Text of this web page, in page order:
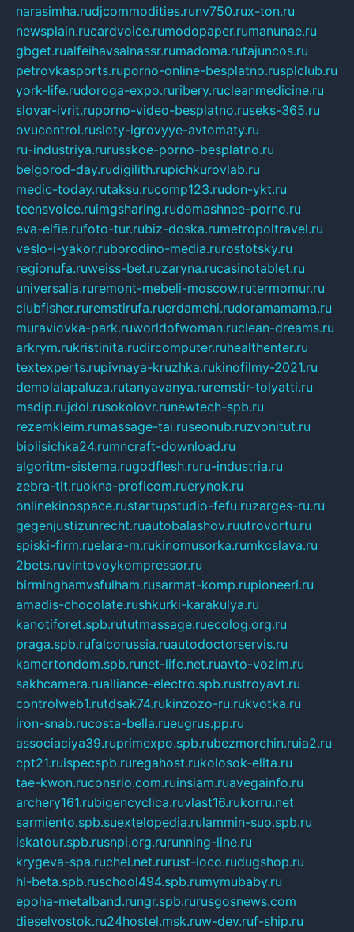
narasimha.rudjcommodities.runv750.rux-ton.ru
newsplain.rucardvoice.rumodopaper.rumanunae.ru
gbget.rualfeihavsalnassr.rumadoma.rutajuncos.ru
petrovkasports.ruporno-online-besplatno.rusplclub.ru
york-life.rudoroga-expo.ruribery.rucleanmedicine.ru
slovar-ivrit.ruporno-video-besplatno.ruseks-365.ru
ovucontrol.rusloty-igrovyye-avtomaty.ru
ru-industriya.rurusskoe-porno-besplatno.ru
belgorod-day.rudigilith.rupichkurovlab.ru
medic-today.rutaksu.rucomp123.rudon-ykt.ru
teensvoice.ruimgsharing.rudomashnee-porno.ru
eva-elfie.rufoto-tur.rubiz-doska.rumetropoltravel.ru
veslo-i-yakor.ruborodino-media.rurostotsky.ru
regionufa.ruweiss-bet.ruzaryna.rucasinotablet.ru
universalia.ruremont-mebeli-moscow.rutermomur.ru
clubfisher.ruremstirufa.ruerdamchi.rudoramamama.ru
muraviovka-park.ruworldofwoman.ruclean-dreams.ru
arkrym.rukristinita.rudircomputer.ruhealthenter.ru
textexperts.rupivnaya-kruzhka.rukinofilmy-2021.ru
demolalapaluza.rutanyavanya.ruremstir-tolyatti.ru
msdip.rujdol.rusokolovr.runewtech-spb.ru
rezemkleim.rumassage-tai.ruseonub.ruzvonitut.ru
biolisichka24.rumncraft-download.ru
algoritm-sistema.rugodflesh.ruru-industria.ru
zebra-tlt.ruokna-proficom.ruerynok.ru
onlinekinospace.rustartupstudio-fefu.ruzarges-ru.ru
gegenjustizunrecht.ruautobalashov.ruutrovortu.ru
spiski-firm.ruelara-m.rukinomusorka.rumkcslava.ru
2bets.ruvintovoykompressor.ru
birminghamvsfulham.rusarmat-komp.rupioneeri.ru
amadis-chocolate.rushkurki-karakulya.ru
kanotiforet.spb.rututmassage.ruecolog.org.ru
praga.spb.rufalcorussia.ruautodoctorservis.ru
kamertondom.spb.runet-life.net.ruavto-vozim.ru
sakhcamera.rualliance-electro.spb.rustroyavt.ru
controlweb1.rutdsak74.rukinzozo-ru.rukvotka.ru
iron-snab.rucosta-bella.rueugrus.pp.ru
associaciya39.ruprimexpo.spb.rubezmorchin.ruia2.ru
cpt21.ruispecspb.ruregahost.rukolosok-elita.ru
tae-kwon.ruconsrio.com.ruinsiam.ruavegainfo.ru
archery161.rubigencyclica.ruvlast16.rukorru.net
sarmiento.spb.suextelopedia.rulammin-suo.spb.ru
iskatour.spb.rusnpi.org.rurunning-line.ru
krygeva-spa.ruchel.net.rurust-loco.rudugshop.ru
hl-beta.spb.ruschool494.spb.rumymubaby.ru
epoha-metalband.rungr.spb.rurusgosnews.com
dieselvostok.ru24hostel.msk.ruw-dev.ruf-ship.ru